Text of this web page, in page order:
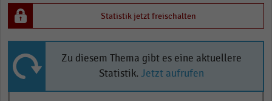
Statistik jetzt freischalten
Zu diesem Thema gibt es eine aktuellere
Statistik. Jetzt aufrufen